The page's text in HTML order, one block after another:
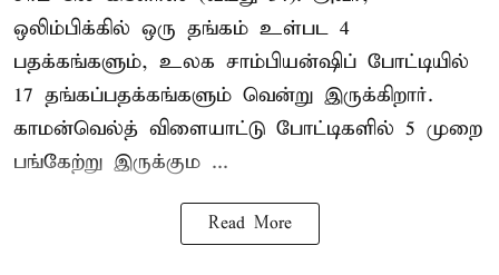
ஒலிம்பிக்கில் ஒரு தங்கம் உள்பட 4
பதக்கங்களும், உலக சாம்பியன்ஷிப் போட்டியில்
17 தங்கப்பதக்கங்களும் வென்று இருக்கிறார்.
காமன்வெல்த் விளையாட்டு போட்டிகளில் 5 முறை
பங்கேற்று இருக்கும ...
Read More